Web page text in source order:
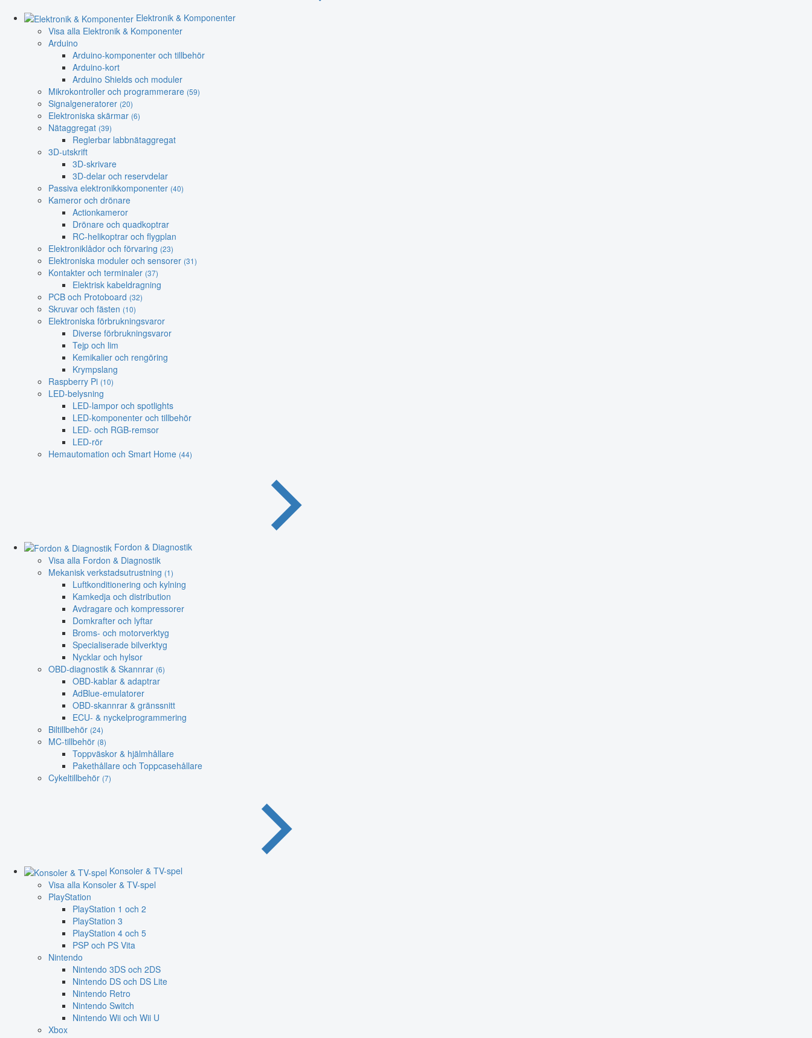
Elektronik & Komponenter
Visa alla Elektronik & Komponenter
Arduino
Arduino-komponenter och tillbehör
Arduino-kort
Arduino Shields och moduler
Mikrokontroller och programmerare (59)
Signalgeneratorer (20)
Elektroniska skärmar (6)
Nätaggregat (39)
Reglerbar labbnätaggregat
3D-utskrift
3D-skrivare
3D-delar och reservdelar
Passiva elektronikkomponenter (40)
Kameror och drönare
Actionkameror
Drönare och quadkoptrar
RC-helikoptrar och flygplan
Elektroniklådor och förvaring (23)
Elektroniska moduler och sensorer (31)
Kontakter och terminaler (37)
Elektrisk kabeldragning
PCB och Protoboard (32)
Skruvar och fästen (10)
Elektroniska förbrukningsvaror
Diverse förbrukningsvaror
Tejp och lim
Kemikalier och rengöring
Krympslang
Raspberry Pi (10)
LED-belysning
LED-lampor och spotlights
LED-komponenter och tillbehör
LED- och RGB-remsor
LED-rör
Hemautomation och Smart Home (44)
Fordon & Diagnostik
Visa alla Fordon & Diagnostik
Mekanisk verkstadsutrustning (1)
Luftkonditionering och kylning
Kamkedja och distribution
Avdragare och kompressorer
Domkrafter och lyftar
Broms- och motorverktyg
Specialiserade bilverktyg
Nycklar och hylsor
OBD-diagnostik & Skannrar (6)
OBD-kablar & adaptrar
AdBlue-emulatorer
OBD-skannrar & gränssnitt
ECU- & nyckelprogrammering
Biltillbehör (24)
MC-tillbehör (8)
Toppväskor & hjälmhållare
Pakethållare och Toppcasehållare
Cykeltillbehör (7)
Konsoler & TV-spel
Visa alla Konsoler & TV-spel
PlayStation
PlayStation 1 och 2
PlayStation 3
PlayStation 4 och 5
PSP och PS Vita
Nintendo
Nintendo 3DS och 2DS
Nintendo DS och DS Lite
Nintendo Retro
Nintendo Switch
Nintendo Wii och Wii U
Xbox